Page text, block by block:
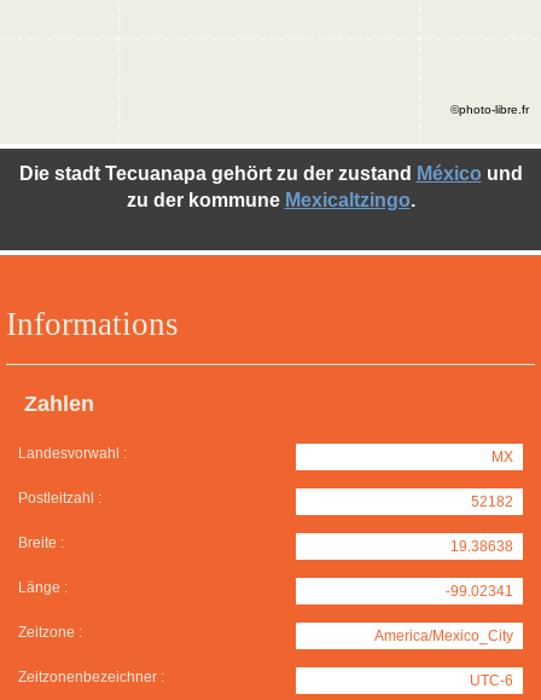
Informations
Zahlen
Landesvorwahl : MX
Postleitzahl : 52182
Breite : 19.38638
Länge : -99.02341
Zeitzone : America/Mexico_City
Zeitzonenbezeichner : UTC-6
Die stadt Tecuanapa gehört zu der zustand México und
zu der kommune Mexicaltzingo.
©photo-libre.fr